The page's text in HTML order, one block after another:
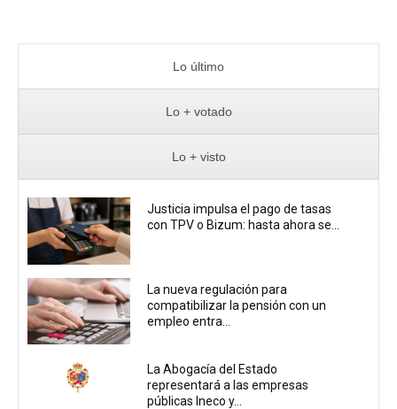
Lo último
Lo + votado
Lo + visto
Justicia impulsa el pago de tasas
con TPV o Bizum: hasta ahora se...
La nueva regulación para
compatibilizar la pensión con un
empleo entra...
La Abogacía del Estado
representará a las empresas
públicas Ineco y...